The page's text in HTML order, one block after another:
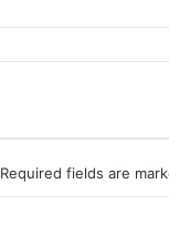
Required fields are